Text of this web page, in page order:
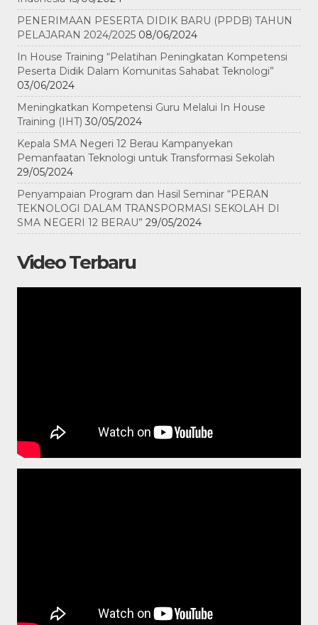
PENERIMAAN PESERTA DIDIK BARU (PPDB) TAHUN
PELAJARAN 2024/2025 08/06/2024
In House Training “Pelatihan Peningkatan Kompetensi
Peserta Didik Dalam Komunitas Sahabat Teknologi”
03/06/2024
Meningkatkan Kompetensi Guru Melalui In House
Training (IHT) 30/05/2024
Kepala SMA Negeri 12 Berau Kampanyekan
Pemanfaatan Teknologi untuk Transformasi Sekolah
29/05/2024
Penyampaian Program dan Hasil Seminar “PERAN
TEKNOLOGI DALAM TRANSPORMASI SEKOLAH DI
SMA NEGERI 12 BERAU” 29/05/2024
Video Terbaru